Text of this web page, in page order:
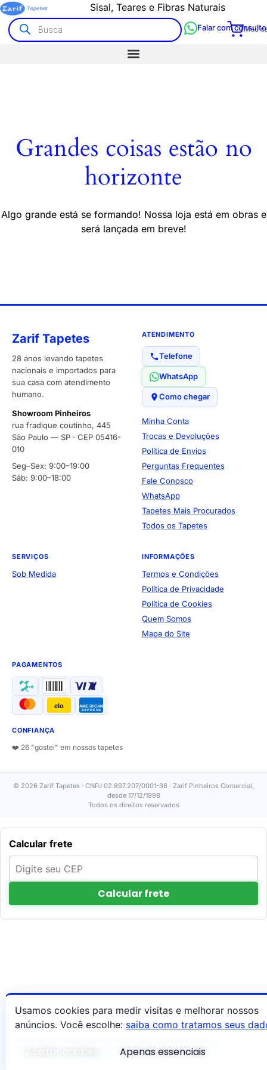
Sisal, Teares e Fibras Naturais
Meu
Falar com
Grandes coisas estão no
horizonte
Algo grande está se formando! Nossa loja está em obras e
será lançada em breve!
Zarif Tapetes
28 anos levando tapetes
nacionais e importados para
sua casa com atendimento
humano.
Showroom Pinheiros
rua fradique coutinho, 445
São Paulo — SP · CEP 05416-
010
Seg–Sex: 9:00–19:00
Sáb: 9:00–18:00
ATENDIMENTO
Telefone
WhatsApp
Como chegar
Minha Conta
Trocas e Devoluções
Política de Envios
Perguntas Frequentes
Fale Conosco
WhatsApp
Tapetes Mais Procurados
Todos os Tapetes
SERVIÇOS
Sob Medida
INFORMAÇÕES
Termos e Condições
Política de Privacidade
Política de Cookies
Quem Somos
Mapa do Site
PAGAMENTOS
elo AMERICAN
EXPRESS
CONFIANÇA
❤️ 26 "gostei" em nossos tapetes
© 2026 Zarif Tapetes · CNPJ 02.897.207/0001-36 · Zarif Pinheiros Comercial,
desde 17/12/1998
Todos os direitos reservados
Calcular frete
Calcular frete
Usamos cookies para medir visitas e melhorar nossos
anúncios. Você escolhe: saiba como tratamos seus
Apenas essenciais